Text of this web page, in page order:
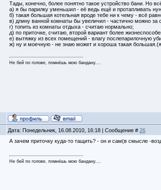
Тады, конечно, более понятно такое устройство бани. Но
а) я бы парилку уменьшил - её ведь ещё и протапливать
б) такая большая котельная вроде тебе ни к чему - всё
в) длину ванной комнаты бы увеличил - частично можно за
г) топить из комнаты отдыха - считаю нормально;
д) по приточке, считаю, второй вариант более
е) вытяжку из всех помещений - влагу послепарилочную
ж) ну и моечную - не знаю может и хороша такая
Не бей по голове, помнёшь мою бандану....
Дата: Понедельник, 16.08.2010, 16:18 | Сообщение # 26
А зачем приточку куда-то тащить? - он и сам(в смысле -
Не бей по голове, помнёшь мою бандану....